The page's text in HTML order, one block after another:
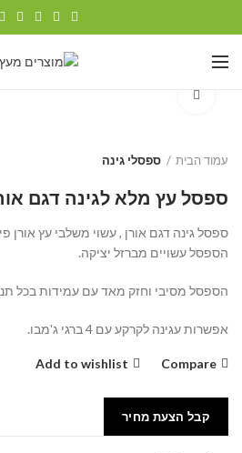
עמוד הבית ספסלי גינה
ספסל עץ מלא לגינה דגם
ספסל גינה דגם אורן , עשוי משלבי עץ אורן
הספסל עשויים מברזל יציקה.
הספסל מסיבי וחזק מאד עם עמידות בכל
אפשרות עגינה לקרקע עם 4 ברגי ג'מבו.
Compare
Add to wishlist
קבל הצעת מחיר